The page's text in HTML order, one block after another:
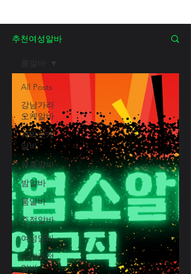
추천여성알바
All Posts
강남가라
오케알바
가라오케
알바
유흥알바
밤알바
룸알바
주점알바
여성알바
노래주점
알바